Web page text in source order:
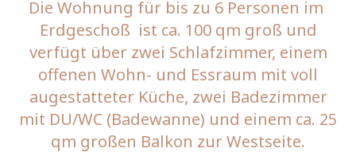
Die Wohnung für bis zu 6 Personen im
Erdgeschoß ist ca. 100 qm groß und
verfügt über zwei Schlafzimmer, einem
offenen Wohn- und Essraum mit voll
augestatteter Küche, zwei Badezimmer
mit DU/WC (Badewanne) und einem ca. 25
qm großen Balkon zur Westseite.